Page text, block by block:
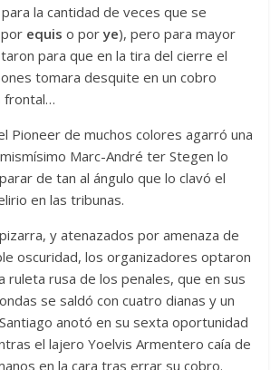
la cantidad de veces que se
equis o porye), pero para mayor
para que en la tira del cierre el
tomara desquite en un cobro
frontal…
Pioneer de muchos colores agarró una
Marc-André ter Stegen lo
de tan al ángulo que lo clavó el
en las tribunas.
y atenazados por amenaza de
oscuridad, los organizadores optaron
ruleta rusa de los penales, que en sus
se saldó con cuatro dianas y un
anotó en su sexta oportunidad
el lajero Yoelvis Armentero caía de
en la cara tras errar su cobro.